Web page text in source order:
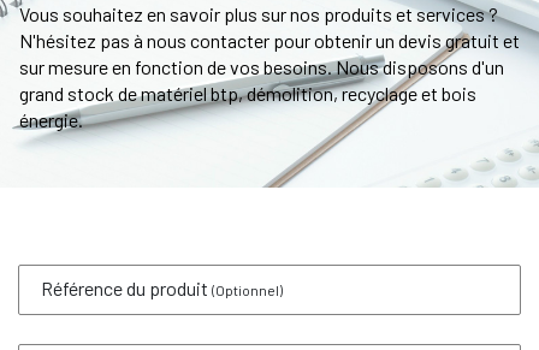
Vous souhaitez en savoir plus sur nos produits et services ?
N'hésitez pas à nous contacter pour obtenir un devis gratuit et
sur mesure en fonction de vos besoins. Nous disposons d'un
grand stock de matériel btp, démolition, recyclage et bois
énergie.
Référence du produit(Optionnel)